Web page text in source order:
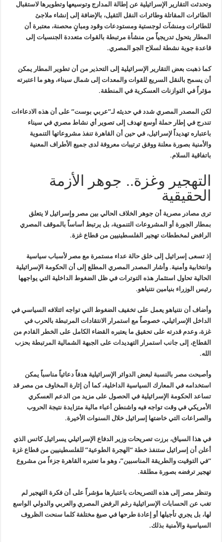
وتحدثت التقارير الإسرائيلية عن إطالة المدارج وتوسيعها وتطويرها لاستقبال
الطائرات المقاتلة وطائرات النقل الثقيل، بالإضافة إلى إنشاء ملاجئ
للطائرات ومنشآت لوجستية ومستودعات وقود ومبانٍ محصنة، معتبرة أن
المطار يتحول تدريجياً من منشأة مرتبطة بالقوات متعددة الجنسيات إلى
قاعدة جوية نشطة لسلاح الجو المصري.
كما ذهبت بعض التقارير الإسرائيلية إلى التحذير من أن تطوير المطار يمكن
أن يسمح بالنقل السريع للقوات والمعدات إلى شمال سيناء، وهو ما اعتبرته
مؤثراً في التوازنات العسكرية في المنطقة.
لكن المصدر المصري شدد في حديثه لـ”عربي بوست” على أن هذه الادعاءات
تندرج في إطار حملة أوسع تهدف إلى تصوير أي نشاط مصري في سيناء
باعتباره تهديداً لإسرائيل، في حين أن القاهرة تنفذ مشروعاتها التنموية
والأمنية بصورة معلنة ووفق ترتيبات معروفة لدى جميع الأطراف المعنية
باتفاقية السلام.
التهجير وغزة.. جوهر الأزمة
الحقيقية
ترى مصادر مصرية أن جوهر الخلاف الحالي بين مصر وإسرائيل لا يتعلق
بمطار
الجورة أو المشروعات التنموية، بل يرتبط أساساً بالموقف المصري
الرافض لمخططات تهجير الفلسطينيين من قطاع غزة.
إذ تسعى إسرائيل إلى خلق حالة عداء مستمرة مع مصر لأسباب سياسية
وانتخابية وأمنية. وأشار المصدر المصري المطلع إلى أن الحكومة الإسرائيلية
الحالية تحاول استثمار هذه التوترات في ظل الضغوط الداخلية التي يواجهها
رئيس الوزراء بنيامين نتنياهو.
وأضاف أن نتنياهو يعمل على تخفيف الضغوط التي تواجه ائتلافه السياسي في
الداخل الإسرائيلي، خصوصاً مع استمرار الانتقادات المرتبطة بالحرب في
غزة، وعدم قدرته على تحقيق ما يعتبره القضاء الكامل على الخطر القادم من
القطاع، إلى جانب استمرار التهديدات على الجبهة الشمالية المرتبطة بحزب
الله.
وأصبحت مصر بالنسبة لبعض الدوائر الإسرائيلية هدفاً دعائياً مناسباً يمكن
استخدامه في المعارك السياسية الداخلية، كما أن إثارة المخاوف من مصر قد
تساعد الحكومة الإسرائيلية في الحصول على مزيد من الدعم العسكري
الأمريكي في وقت تواجه فيه واشنطن أعباء مالية متزايدة نتيجة الحروب
والصراعات التي خاضتها إسرائيل خلال السنوات الأخيرة.
في هذا السياق، برزت تصريحات وزير الدفاع الإسرائيلي يسرائيل كاتس الذي
أعلن أن إسرائيل ستنفذ خطة “الهجرة الطوعية” للفلسطينيين من قطاع غزة
“في التوقيت والطريقة المناسبين”، وهو ما تعتبره القاهرة جزءاً من مشروع
تهجير ترفضه بصورة مطلقة.
وتنظر مصر إلى هذه التصريحات باعتبارها مؤشراً على أن فكرة التهجير لم
تغب عن الحسابات الإسرائيلية رغم الرفض المصري والعربي والدولي الواسع
لها، بل يجري تأجيلها أو إعادة طرحها في صيغ مختلفة كلما سنحت الظروف
السياسية والأمنية بذلك.